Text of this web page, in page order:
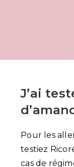
J’ai
Pour les
testiez
cas de